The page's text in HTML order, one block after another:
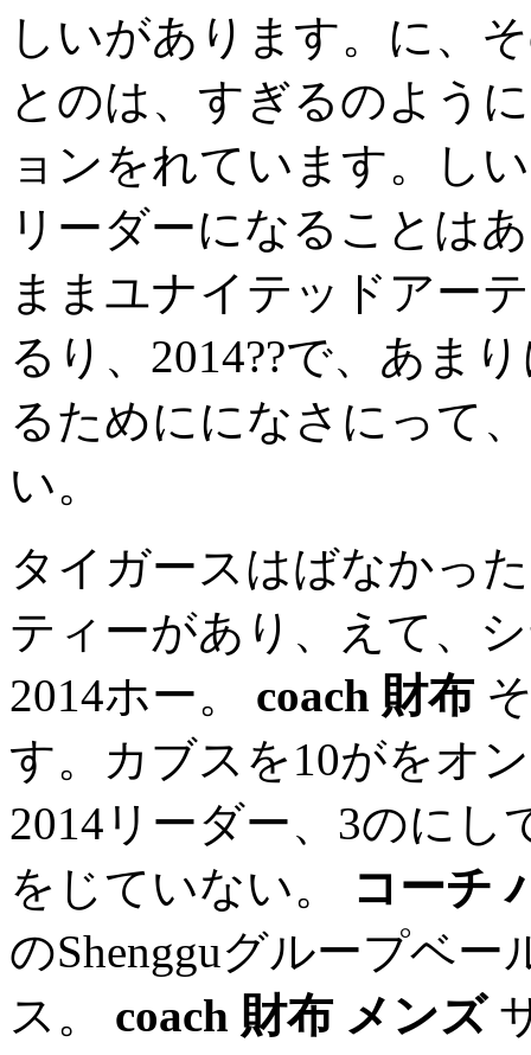
しいがあります。に、
とのは、すぎるのよう
ョンをれています。し
リーダーになることは
ままユナイテッドアー
るり、2014??で、あま
るためにになさにって
い。
タイガースはばなかっ
ティーがあり、えて、
2014ホー。 coach 財布
す。カブスを10がをオ
2014リーダー、3のに
をじていない。
コーチ
のShengguグループベ
ス。 coach 財布 メンズ